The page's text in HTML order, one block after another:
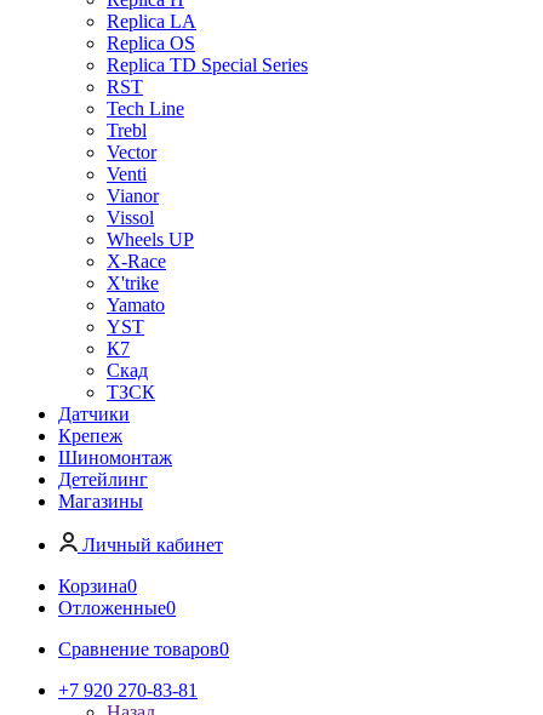
Replica LA
Replica OS
Replica TD Special Series
RST
Tech Line
Trebl
Vector
Venti
Vianor
Vissol
Wheels UP
X-Race
X'trike
Yamato
YST
К7
Скад
ТЗСК
Датчики
Крепеж
Шиномонтаж
Детейлинг
Магазины
Личный кабинет
Корзина0
Отложенные0
Сравнение товаров0
+7 920 270-83-81